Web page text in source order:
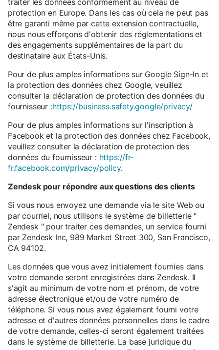
protection en Europe. Dans les cas où cela ne peut pas
être garanti même par cette extension contractuelle,
nous nous efforçons d'obtenir des réglementations et
des engagements supplémentaires de la part du
destinataire aux États-Unis.
Pour de plus amples informations sur Google Sign-In et
la protection des données chez Google, veuillez
consulter la déclaration de protection des données du
fournisseur :https://business.safety.google/privacy/
Pour de plus amples informations sur l'inscription à
Facebook et la protection des données chez Facebook,
veuillez consulter la déclaration de protection des
données du fournisseur : https://fr-
fr.facebook.com/privacy/policy.
Zendesk pour répondre aux questions des clients
Si vous nous envoyez une demande via le site Web ou
par courriel, nous utilisons le système de billetterie "
Zendesk " pour traiter ces demandes, un service fourni
par Zendesk Inc, 989 Market Street 300, San Francisco,
CA 94102.
Les données que vous avez initialement fournies dans
votre demande seront enregistrées dans Zendesk. Il
s'agit au minimum de votre nom et prénom, de votre
adresse électronique et/ou de votre numéro de
téléphone. Si vous nous avez également fourni votre
adresse et d'autres données personnelles dans le cadre
de votre demande, celles-ci seront également traitées
dans le système de billetterie. La base juridique du